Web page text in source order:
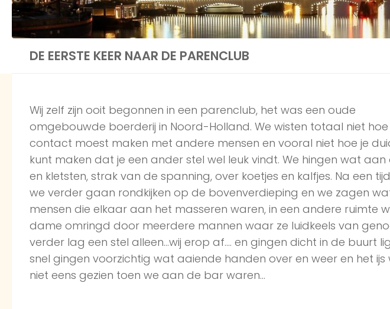
DE EERSTE KEER NAAR DE PARENCLUB
Wij zelf zijn ooit begonnen in een parenclub, het was een oude
omgebouwde boerderij in Noord-Holland. We wisten totaal niet hoe
contact moest maken met andere mensen en vooral niet hoe je
kunt maken dat je een ander stel wel leuk vindt. We hingen wat
en kletsten, strak van de spanning, over koetjes en kalfjes. Na een
we verder gaan rondkijken op de bovenverdieping en we zagen
mensen die elkaar aan het masseren waren, in een andere ruimte
dame omringd door meerdere mannen waar ze luidkeels van
verder lag een stel alleen…wij erop af…. en gingen dicht in de buurt
snel gingen voorzichtig wat aaiende handen over en weer en het
niet eens gezien toen we aan de bar waren…